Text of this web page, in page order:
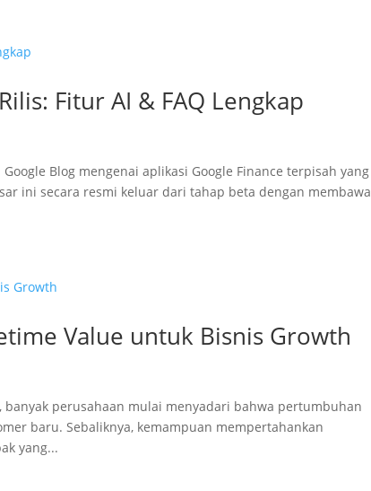
Fitur AI & FAQ Lengkap
Blog mengenai aplikasi Google Finance terpisah yang
ini secara resmi keluar dari tahap beta dengan membawa
Value untuk Bisnis Growth
perusahaan mulai menyadari bahwa pertumbuhan
baru. Sebaliknya, kemampuan mempertahankan
yang...